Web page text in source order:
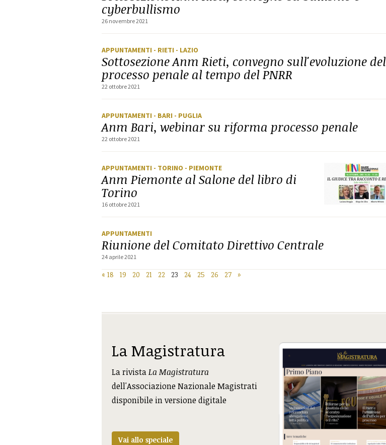
cyberbullismo
26 novembre 2021
APPUNTAMENTI - RIETI - LAZIO
Sottosezione Anm Rieti, convegno sull'evoluzione del
processo penale al tempo del PNRR
22 ottobre 2021
APPUNTAMENTI - BARI - PUGLIA
Anm Bari, webinar su riforma processo penale
22 ottobre 2021
APPUNTAMENTI - TORINO - PIEMONTE
Anm Piemonte al Salone del libro di
Torino
16 ottobre 2021
APPUNTAMENTI
Riunione del Comitato Direttivo Centrale
24 aprile 2021
« 18 19 20 21 22 23 24 25 26 27 »
La Magistratura
La rivistaLa Magistratura
dell'Associazione Nazionale Magistrati
disponibile in versione digitale
Vai allo speciale